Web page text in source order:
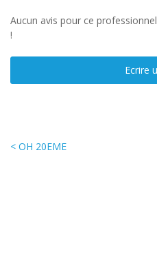
Aucun avis pour ce
!
Ecrire
< OH 20EME